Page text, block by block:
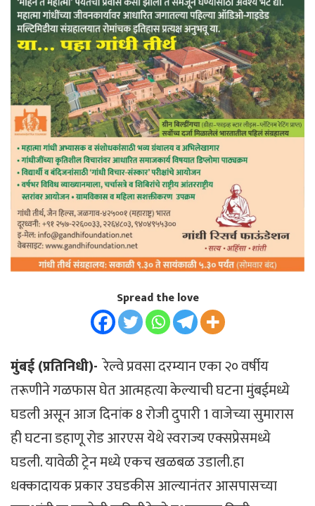
Spread the love
मुंबई (प्रतिनिधी)-रेल्वे प्रवसा दरम्यान एका २० वर्षीय
तरूणीने गळफास घेत आत्महत्या केल्याची घटना मुंबईमध्ये
घडली असून आज दिनांक 8 रोजी दुपारी 1 वाजेच्या सुमारास
ही घटना डहाणू रोड आरएस येथे स्वराज्य एक्सप्रेसमध्ये
घडली. यावेळी ट्रेन मध्ये एकच खळबळ उडाली.हा
धक्कादायक प्रकार उघडकीस आल्यानंतर आसपासच्या